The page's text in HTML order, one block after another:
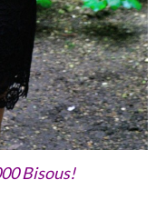
Bisous!